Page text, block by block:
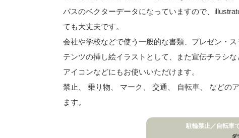
パスのベクターデータになっていますので、
ても大丈夫です。
会社や学校などで使う一般的な書類、プレゼン・
テンツの挿し絵イラストとして、また宣伝チラシ
アイコンなどにもお使いいただけます。
禁止、 乗り物、 マーク、 交通、 自転車、 などの
ます。
駐輪禁止／自転車